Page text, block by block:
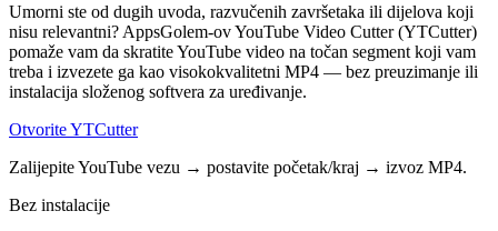
Umorni ste od dugih uvoda, razvučenih završetaka ili dijelova koji
nisu relevantni? AppsGolem-ov YouTube Video Cutter (YTCutter)
pomaže vam da skratite YouTube video na točan segment koji vam
treba i izvezete ga kao visokokvalitetni MP4 — bez preuzimanje ili
instalacija složenog softvera za uređivanje.
Otvorite YTCutter
Zalijepite YouTube vezu → postavite početak/kraj → izvoz MP4.
Bez instalacije